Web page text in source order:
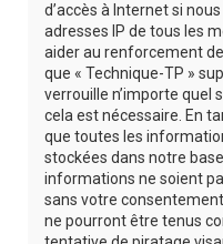
d’accès à Internet si
adresses IP de tous les
aider au renforcement
que « Technique-TP »
verrouille n’importe quel
cela est nécessaire. En
que toutes les
stockées dans notre
informations ne soient
sans votre
ne pourront être tenus